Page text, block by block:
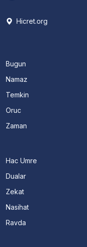
Hicret.org
Bugun
Namaz
Temkin
Oruc
Zaman
Hac Umre
Dualar
Zekat
Nasihat
Ravda